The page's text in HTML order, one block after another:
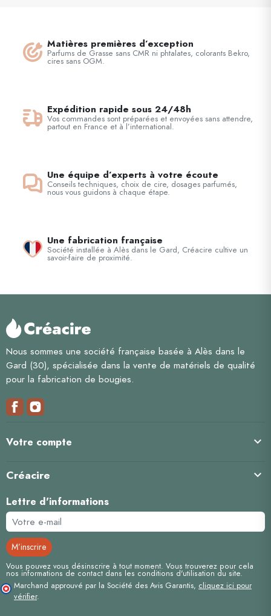
Matières premières d’exception
Parfums de Grasse sans CMR ni phtalates, colorants Bekro,
cires sans OGM.
Expédition rapide sous 24/48h
Vos commandes sont préparées et envoyées sans attendre,
partout en France et à l’international.
Une équipe d’experts à votre écoute
Conseils techniques, choix de cire, dosages parfumés,
nous vous guidons à chaque étape.
Une fabrication française
Société installée à Alès dans le Gard, Créacire cultive un
savoir-faire de proximité.
Nous sommes une société française basée à Alès dans le
Gard (30), spécialisée dans la vente de matériels de qualité
pour la fabrication de bougies.
Votre compte 
Créacire 
Lettre d'informations
Vous pouvez vous désinscrire à tout moment. Vous trouverez pour cela
nos informations de contact dans les conditions d'utilisation du site.
Marchand approuvé par la Société des Avis Garantis, cliquez ici pour
vérifier.